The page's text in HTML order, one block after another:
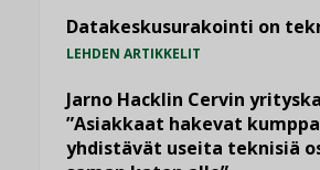
Datakeskusurakointi on
LEHDEN ARTIKKELIT
Jarno Hacklin Cervin
”Asiakkaat hakevat
yhdistävät useita teknisiä